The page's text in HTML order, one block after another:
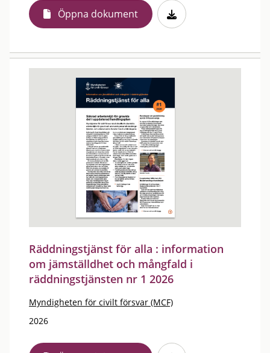
Öppna dokument
Räddningstjänst för alla : information
om jämställdhet och mångfald i
räddningstjänsten nr 1 2026
Myndigheten för civilt försvar (MCF)
2026